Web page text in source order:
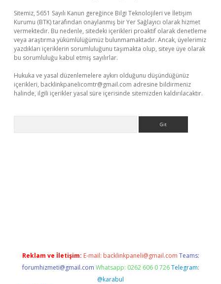
Sitemiz, 5651 Sayılı Kanun gereğince Bilgi Teknolojileri ve İletişim
Kurumu (BTK) tarafından onaylanmış bir Yer Sağlayıcı olarak hizmet
vermektedir. Bu nedenle, sitedeki içerikleri proaktif olarak denetleme
veya araştırma yükümlülüğümüz bulunmamaktadır. Ancak, üyelerimiz
yazdıkları içeriklerin sorumluluğunu taşımakta olup, siteye üye olarak
bu sorumluluğu kabul etmiş sayılırlar.
Hukuka ve yasal düzenlemelere aykırı olduğunu düşündüğünüz
içerikleri, backlinkpanelicomtr@gmail.com adresine bildirmeniz
halinde, ilgili içerikler yasal süre içerisinde sitemizden kaldırılacaktır.
Reklam ve İletişim: E-mail: backlinkpaneli@gmail.com Teams:
forumhizmeti@gmail.com Whatsapp: 0262 606 0 726 Telegram:
@karabul